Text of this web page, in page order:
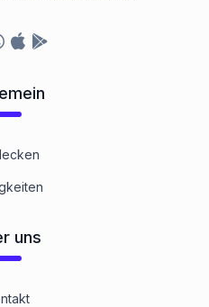
Appstore
Google Play Store
uns